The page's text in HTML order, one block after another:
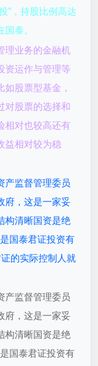
”，持股比例高达
泰。
理业务的金融机
资运作与管理等
股票型基金，
对股票的选择和
相对也较高还有
益相对较为稳
产监督管理委员
府，这是一家妥
构清晰国资是绝
国泰君证投资有
的实际控制人就
产监督管理委员
府，这是一家妥
构清晰国资是绝
国泰君证投资有